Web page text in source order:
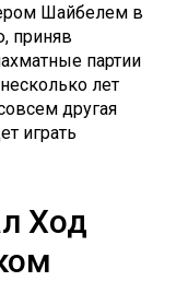
Шайбелем в
приняв
партии
лет
другая
играть
Ход